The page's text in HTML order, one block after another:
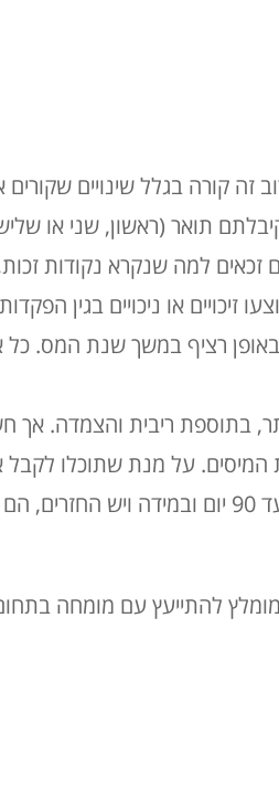
קורה בגלל שינויים שקורים
תואר (ראשון, שני או
למה שנקרא נקודות
או ניכויים בגין
רציף במשך שנת המס. כל
בתוספת ריבית והצמדה. אך
המיסים. על מנת שתוכלו
ההחזרים הללו, תצטרכו להגיש דו"ח שנתי לפקיד השומה. הטיפול בתיק נמשך עד 90 יום ובמידה ויש החזרים, הם
להתייעץ עם מומחה